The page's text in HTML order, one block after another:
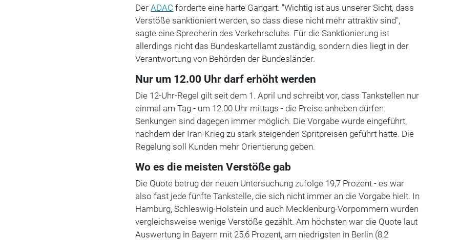
DerADAC forderte eine harte Gangart. "Wichtig ist aus unserer Sicht, dass
Verstöße sanktioniert werden, so dass diese nicht mehr attraktiv sind",
sagte eine Sprecherin des Verkehrsclubs. Für die Sanktionierung ist
allerdings nicht das Bundeskartellamt zuständig, sondern dies liegt in der
Verantwortung von Behörden der Bundesländer.
Nur um 12.00 Uhr darf erhöht werden
Die 12-Uhr-Regel gilt seit dem 1. April und schreibt vor, dass Tankstellen nur
einmal am Tag - um 12.00 Uhr mittags - die Preise anheben dürfen.
Senkungen sind dagegen immer möglich. Die Vorgabe wurde eingeführt,
nachdem der Iran-Krieg zu stark steigenden Spritpreisen geführt hatte. Die
Regelung soll Kunden mehr Orientierung geben.
Wo es die meisten Verstöße gab
Die Quote betrug der neuen Untersuchung zufolge 19,7 Prozent - es war
also fast jede fünfte Tankstelle, die sich nicht immer an die Vorgabe hielt. In
Hamburg, Schleswig-Holstein und auch Mecklenburg-Vorpommern wurden
vergleichsweise wenige Verstöße gezählt. Am höchsten war die Quote laut
Auswertung in Bayern mit 25,6 Prozent, am niedrigsten in Berlin (8,2